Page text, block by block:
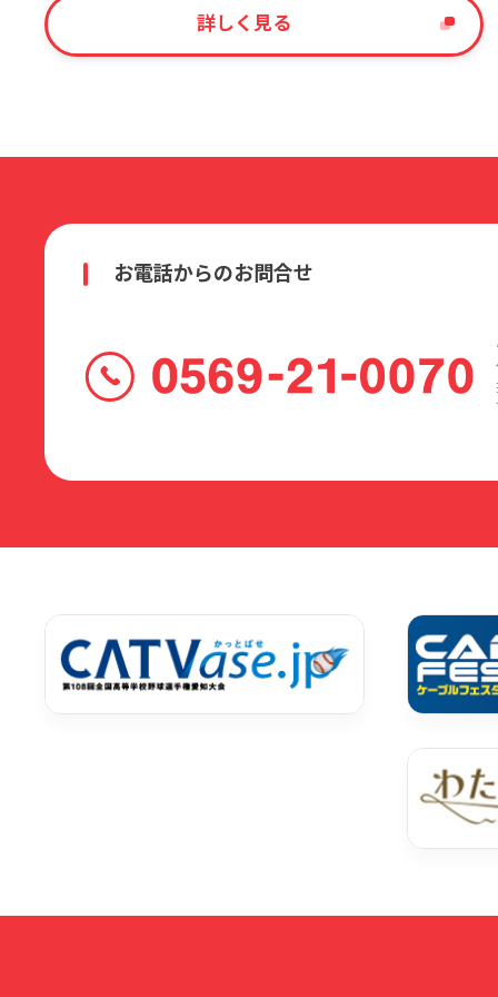
詳しく見る
お電話からのお問合せ